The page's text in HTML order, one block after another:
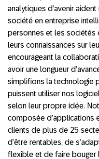
analytiques d’avenir
société en entreprise
personnes et les sociétés
leurs connaissances sur
encourageant la
avoir une longueur
simplifions la technologie
puissent utiliser nos
selon leur propre idée.
composée d’applications
clients de plus de 25
d’être rentables, de
flexible et de faire bouger